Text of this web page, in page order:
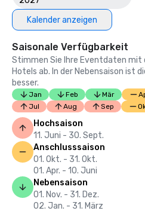
Kalender anzeigen
Saisonale Verfügbarkeit
Stimmen Sie Ihre Eventdaten mit
Hotels ab. In der Nebensaison ist
besser.
Jan Feb Mär
Jul
Aug Sep
Hochsaison
11. Juni - 30. Sept.
Anschlusssaison
01. Okt. - 31. Okt.
01. Apr. - 10. Juni
Nebensaison
01. Nov. - 31. Dez.
02. Jan. - 31. März